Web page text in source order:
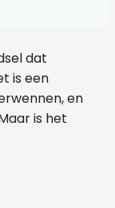
dat
is een
en
is het